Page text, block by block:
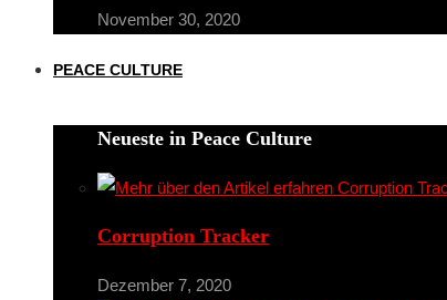
November 30, 2020
PEACE CULTURE
Neueste in Peace Culture
Corruption Tracker
Dezember 7, 2020